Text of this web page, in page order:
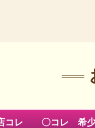
コレ 〇コレ 希少